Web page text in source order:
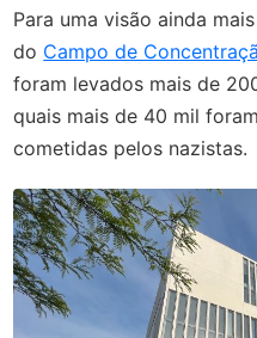
Para uma visão ainda
do Campo de
foram levados mais de
quais mais de 40 mil
cometidas pelos nazistas.